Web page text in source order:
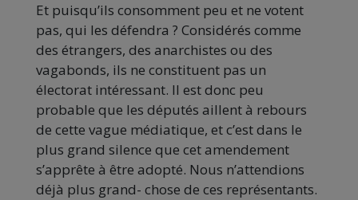
Et puisqu’ils consomment peu et ne votent
pas, qui les défendra ? Considérés comme
des étrangers, des anarchistes ou des
vagabonds, ils ne constituent pas un
électorat intéressant. Il est donc peu
probable que les députés aillent à rebours
de cette vague médiatique, et c’est dans le
plus grand silence que cet amendement
s’apprête à être adopté. Nous n’attendions
déjà plus grand- chose de ces représentants.